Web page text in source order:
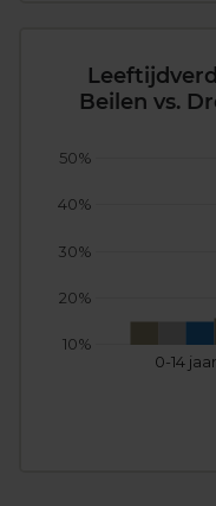
Beilen vs.
0-14 jaar
10%
20%
30%
40%
50%